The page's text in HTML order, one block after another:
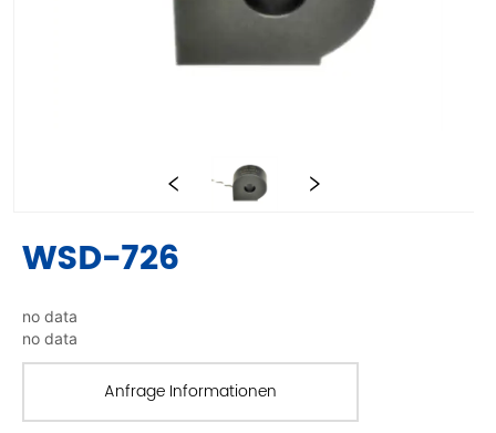
WSD-726
no data
no data
Anfrage Informationen